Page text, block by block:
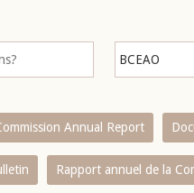
Annual Report
Rapport annuel de la